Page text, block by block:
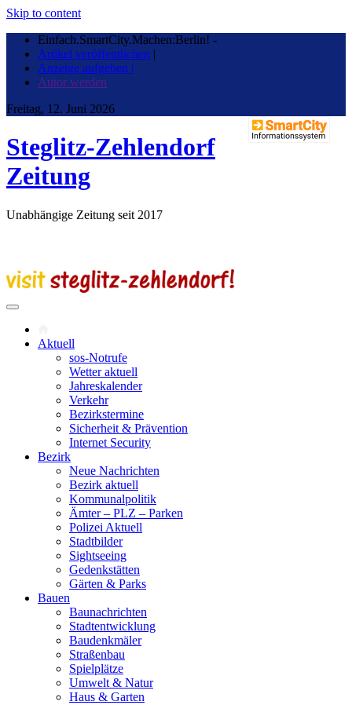
Skip to content
Einfach.SmartCity.Machen:Berlin! -
Artikel veröffentlichen |
Anzeige aufgeben |
Autor werden
Freitag, 12. Juni 2026
Steglitz-Zehlendorf
Zeitung
Unabhängige Zeitung seit 2017
Aktuell
sos-Notrufe
Wetter aktuell
Jahreskalender
Verkehr
Bezirkstermine
Sicherheit & Prävention
Internet Security
Bezirk
Neue Nachrichten
Bezirk aktuell
Kommunalpolitik
Ämter – PLZ – Parken
Polizei Aktuell
Stadtbilder
Sightseeing
Gedenkstätten
Gärten & Parks
Bauen
Baunachrichten
Stadtentwicklung
Baudenkmäler
Straßenbau
Spielplätze
Umwelt & Natur
Haus & Garten